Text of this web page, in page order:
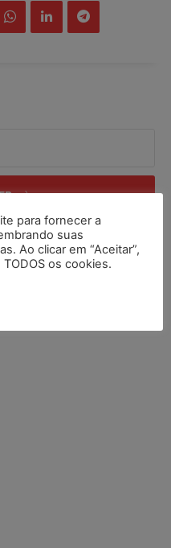
.
para fornecer a
suas
Ao clicar em “Aceitar”,
os cookies.